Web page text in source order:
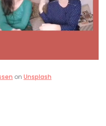
on Unsplash